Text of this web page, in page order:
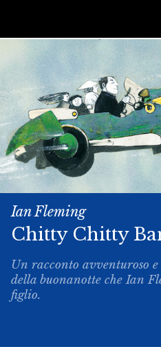
Ian Fleming
Chitty­ Chitty
Un racconto avventuroso
della buonanotte che Ian
figlio.